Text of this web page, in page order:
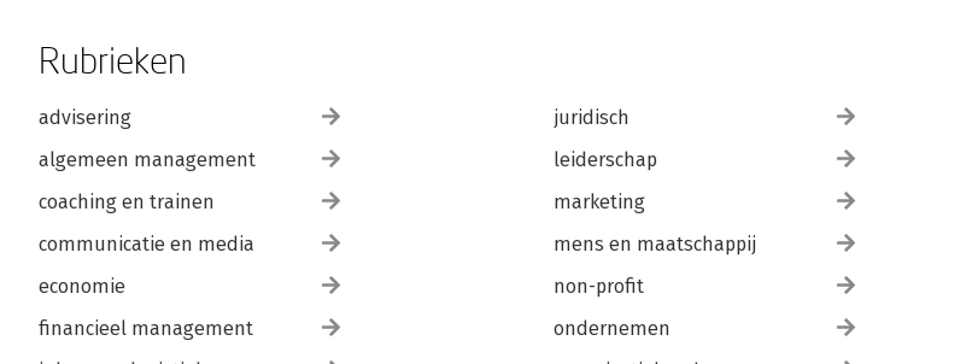
Rubrieken
advisering
algemeen management
coaching en trainen
communicatie en media
economie
financieel management
juridisch
leiderschap
marketing
mens en maatschappij
non-profit
ondernemen